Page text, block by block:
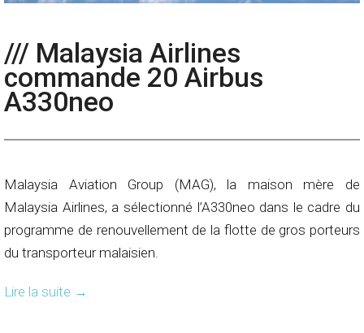
/// Malaysia Airlines
commande 20 Airbus
A330neo
Malaysia Aviation Group (MAG), la maison mère de
Malaysia Airlines, a sélectionné l’A330neo dans le cadre du
programme de renouvellement de la flotte de gros porteurs
du transporteur malaisien.
Lire la suite →